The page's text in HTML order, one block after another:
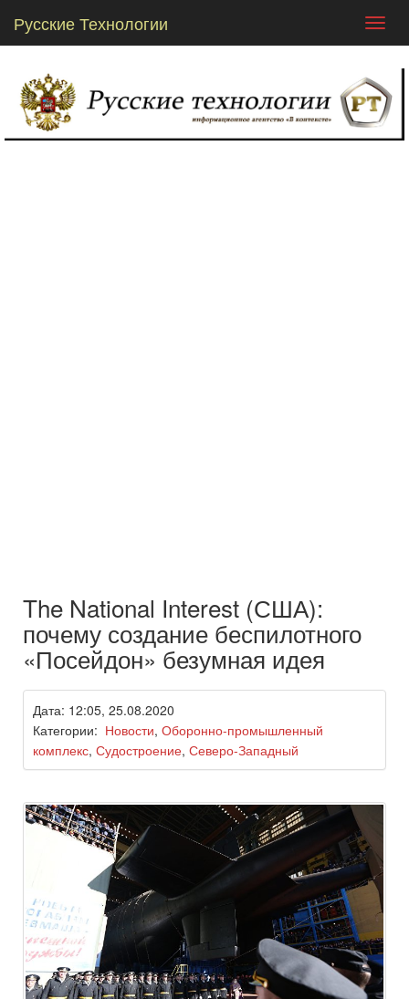
Русские Технологии
The National Interest (США):
почему создание беспилотного
«Посейдон» безумная идея
Дата: 12:05, 25.08.2020
Категории: Новости, Оборонно-промышленный
комплекс, Судостроение, Северо-Западный